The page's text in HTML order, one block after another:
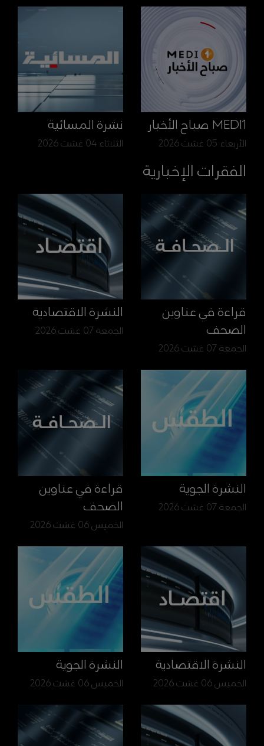
MEDI1 صباح الأخبار
الأربعاء 05 غشت 2026
نشرة المسائية
الثلاثاء 04 غشت 2026
الفقرات الإخبارية
قراءة في عناوين
الصحف
الجمعة 07 غشت 2026
النشرة الاقتصادية
الجمعة 07 غشت 2026
النشرة الجوية
الجمعة 07 غشت 2026
قراءة في عناوين
الصحف
الخميس 06 غشت 2026
النشرة الاقتصادية
الخميس 06 غشت 2026
النشرة الجوية
الخميس 06 غشت 2026